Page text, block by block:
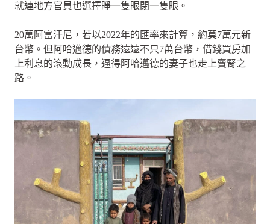
就連地方官員也選擇睜一隻眼閉一隻眼。
20萬阿富汗尼，若以2022年的匯率來計算，約莫7萬元新
台幣。但阿哈邁德的債務遠遠不只7萬台幣，借錢買房加
上利息的滾動成長，逼得阿哈邁德的妻子也走上賣腎之
路。